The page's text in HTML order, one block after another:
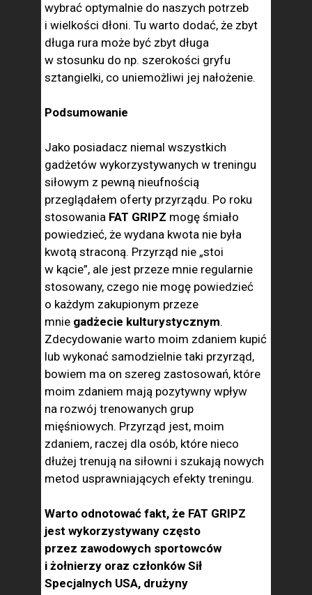
wybrać optymalnie do naszych potrzeb
i wielkości dłoni. Tu warto dodać, że zbyt
długa rura może być zbyt długa
w stosunku do np. szerokości gryfu
sztangielki, co uniemożliwi jej nałożenie.
Podsumowanie
Jako posiadacz niemal wszystkich
gadżetów wykorzystywanych w treningu
siłowym z pewną nieufnością
przeglądałem oferty przyrządu. Po roku
stosowania FAT GRIPZ mogę śmiało
powiedzieć, że wydana kwota nie była
kwotą straconą. Przyrząd nie „stoi
w kącie”, ale jest przeze mnie regularnie
stosowany, czego nie mogę powiedzieć
o każdym zakupionym przeze
mnie gadżecie kulturystycznym.
Zdecydowanie warto moim zdaniem kupić
lub wykonać samodzielnie taki przyrząd,
bowiem ma on szereg zastosowań, które
moim zdaniem mają pozytywny wpływ
na rozwój trenowanych grup
mięśniowych. Przyrząd jest, moim
zdaniem, raczej dla osób, które nieco
dłużej trenują na siłowni i szukają nowych
metod usprawniających efekty treningu.
Warto odnotować fakt, że FAT GRIPZ
jest wykorzystywany często
przez zawodowych sportowców
i żołnierzy oraz członków Sił
Specjalnych USA, drużyny